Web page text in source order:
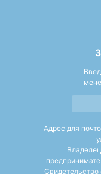
Адрес для
Свидетельство